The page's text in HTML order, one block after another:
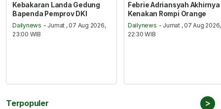
Kebakaran Landa Gedung
Bapenda Pemprov DKI
Dailynews - Jumat , 07 Aug 2026,
23:00 WIB
Febrie Adriansyah Akhirnya
Kenakan Rompi Orange
Dailynews - Jumat , 07 Aug 2026,
22:30 WIB
Terpopuler >